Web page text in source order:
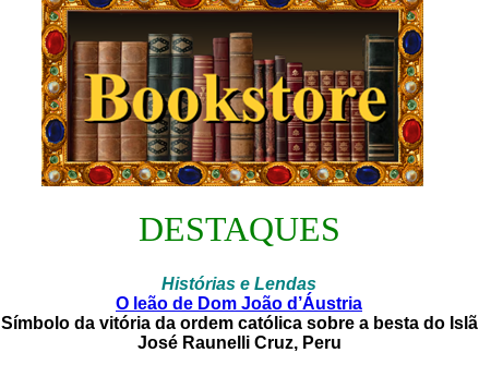
DESTAQUES
Histórias e Lendas
O leão de Dom João d’Áustria
Símbolo da vitória da ordem católica sobre a besta do Islã
José Raunelli Cruz, Peru